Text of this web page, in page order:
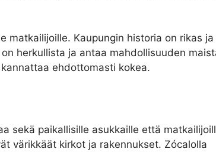
matkailijoille. Kaupungin historia on rikas ja
herkullista ja antaa mahdollisuuden
ehdottomasti kokea.
sekä paikallisille asukkaille että
värikkäät kirkot ja rakennukset. Zócalolla